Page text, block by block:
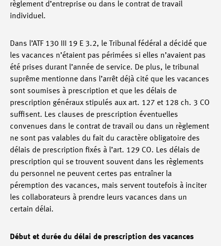
règlement d’entreprise ou dans le contrat de travail
individuel.
Dans l’ATF 130 III 19 E 3.2, le Tribunal fédéral a décidé que
les vacances n’étaient pas périmées si elles n’avaient pas
été prises durant l’année de service. De plus, le tribunal
suprême mentionne dans l’arrêt déjà cité que les vacances
sont soumises à prescription et que les délais de
prescription généraux stipulés aux art. 127 et 128 ch. 3 CO
suffisent. Les clauses de prescription éventuelles
convenues dans le contrat de travail ou dans un règlement
ne sont pas valables du fait du caractère obligatoire des
délais de prescription fixés à l’art. 129 CO. Les délais de
prescription qui se trouvent souvent dans les règlements
du personnel ne peuvent certes pas entraîner la
péremption des vacances, mais servent toutefois à inciter
les collaborateurs à prendre leurs vacances dans un
certain délai.
Début et durée du délai de prescription des vacances